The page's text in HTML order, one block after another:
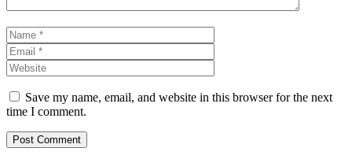
Save my name, email, and website in this browser for the next
time I comment.